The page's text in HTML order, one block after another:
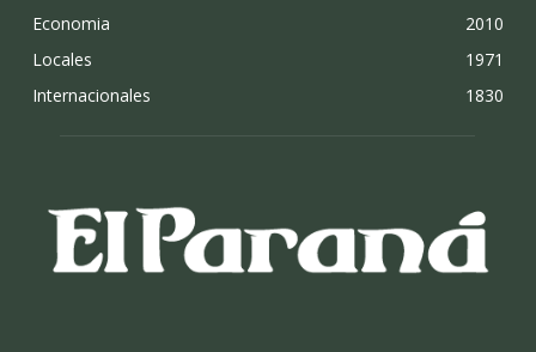
Economia
2010
Locales
1971
Internacionales
1830